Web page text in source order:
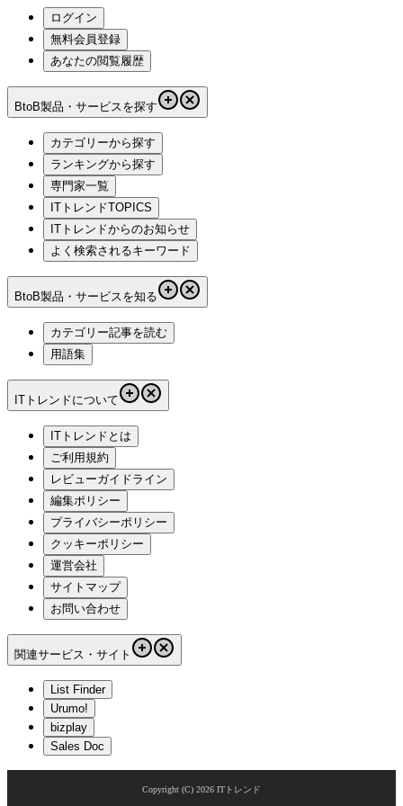
ログイン
無料会員登録
あなたの閲覧履歴
BtoB製品・サービスを探す
カテゴリーから探す
ランキングから探す
専門家一覧
ITトレンドTOPICS
ITトレンドからのお知らせ
よく検索されるキーワード
BtoB製品・サービスを知る
カテゴリー記事を読む
用語集
ITトレンドについて
ITトレンドとは
ご利用規約
レビューガイドライン
編集ポリシー
プライバシーポリシー
クッキーポリシー
運営会社
サイトマップ
お問い合わせ
関連サービス・サイト
List Finder
Urumo!
bizplay
Sales Doc
Copyright (C) 2026 ITトレンド